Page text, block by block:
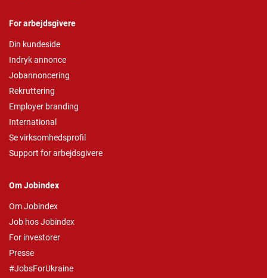
For arbejdsgivere
Din kundeside
Indryk annonce
Jobannoncering
Rekruttering
Employer branding
International
Se virksomhedsprofil
Support for arbejdsgivere
Om Jobindex
Om Jobindex
Job hos Jobindex
For investorer
Presse
#JobsForUkraine